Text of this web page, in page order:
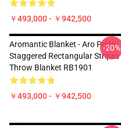
￥493,000 - ￥942,500
Aromantic Blanket - Aro Pride
Staggered Rectangular Stripes
Throw Blanket RB1901
￥493,000 - ￥942,500
-20%